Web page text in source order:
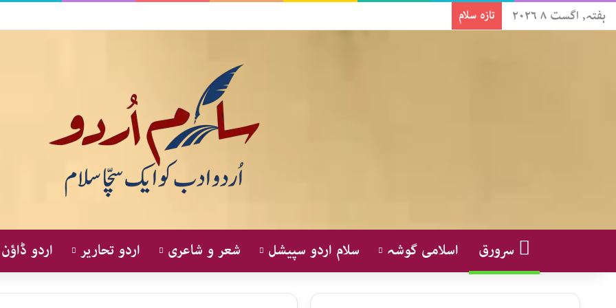
ہفتہ, اگست ۸ ۲۰۲۶ تازہ سلام
سرورق اسلامی گوشہ سلام اردو سپیشل شعر و شاعری اردو تحاریر اردو